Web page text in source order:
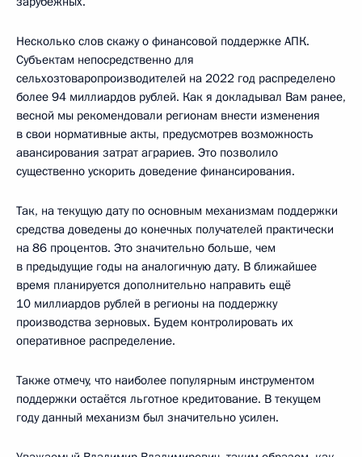
Несколько слов скажу о финансовой поддержке АПК.
Субъектам непосредственно для
сельхозтоваропроизводителей на 2022 год распределено
более 94 миллиардов рублей. Как я докладывал Вам ранее,
весной мы рекомендовали регионам внести изменения
в свои нормативные акты, предусмотрев возможность
авансирования затрат аграриев. Это позволило
существенно ускорить доведение финансирования.
Так, на текущую дату по основным механизмам поддержки
средства доведены до конечных получателей практически
на 86 процентов. Это значительно больше, чем
в предыдущие годы на аналогичную дату. В ближайшее
время планируется дополнительно направить ещё
10 миллиардов рублей в регионы на поддержку
производства зерновых. Будем контролировать их
оперативное распределение.
Также отмечу, что наиболее популярным инструментом
поддержки остаётся льготное кредитование. В текущем
году данный механизм был значительно усилен.